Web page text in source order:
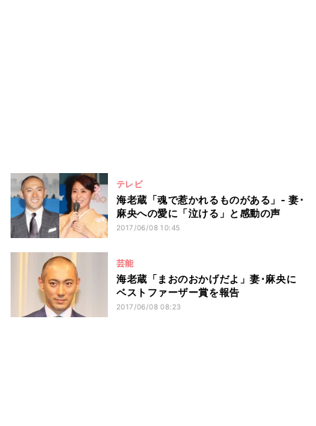
テレビ
海老蔵「魂で惹かれるものがある」- 妻･
麻央への愛に「泣ける」と感動の声
2017/06/08 10:45
芸能
海老蔵「まおのおかげだよ」妻･麻央に
ベストファーザー賞を報告
2017/06/08 08:23